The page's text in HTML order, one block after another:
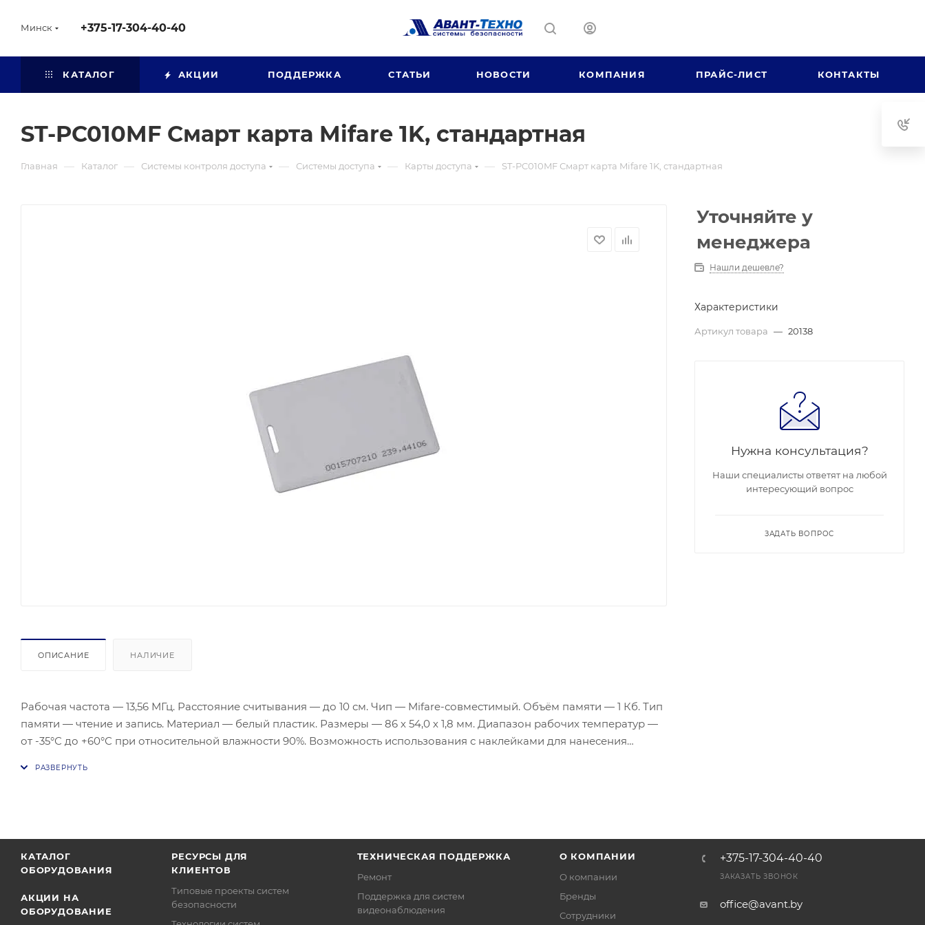
Минск +375-17-304-40-40
КАТАЛОГ АКЦИИ ПОДДЕРЖКА СТАТЬИ НОВОСТИ КОМПАНИЯ ПРАЙС-ЛИСТ КОНТАКТЫ
ST-PC010MF Смарт карта Mifare 1K, стандартная
Главная — Каталог — Системы контроля доступа — Системы доступа — Карты доступа — ST-PC010MF Смарт карта Mifare 1K, стандартная
ОПИСАНИЕ НАЛИЧИЕ
Рабочая частота — 13,56 МГц. Расстояние считывания — до 10 см. Чип — Mifare-совместимый. Объём памяти — 1 Кб. Тип
памяти — чтение и запись. Материал — белый пластик. Размеры — 86 х 54,0 х 1,8 мм. Диапазон рабочих температур —
от -35°С до +60°С при относительной влажности 90%. Возможность использования с наклейками для нанесения
Уточняйте у
менеджера
Нашли дешевле?
Характеристики
Артикул товара — 20138
Нужна консультация?
Наши специалисты ответят на любой
интересующий вопрос
ЗАДАТЬ ВОПРОС
КАТАЛОГ
ОБОРУДОВАНИЯ
АКЦИИ НА
ОБОРУДОВАНИЕ
РЕСУРСЫ ДЛЯ
КЛИЕНТОВ
Типовые проекты систем
безопасности
ТЕХНИЧЕСКАЯ ПОДДЕРЖКА
Ремонт
Поддержка для систем
видеонаблюдения
О КОМПАНИИ
О компании
Бренды
Сотрудники
+375-17-304-40-40
ЗАКАЗАТЬ ЗВОНОК
office@avant.by